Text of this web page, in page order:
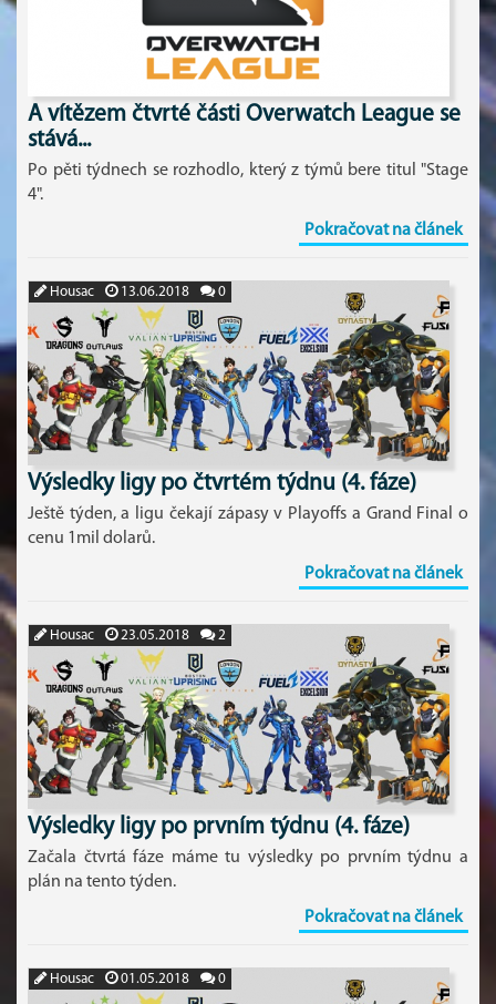
A vítězem čtvrté části Overwatch League se
stává...
Po pěti týdnech se rozhodlo, který z týmů bere titul "Stage
4".
Pokračovat na článek
Housac 13.06.2018 0
Výsledky ligy po čtvrtém týdnu (4. fáze)
Ještě týden, a ligu čekají zápasy v Playoffs a Grand Final o
cenu 1mil dolarů.
Pokračovat na článek
Housac 23.05.2018 2
Výsledky ligy po prvním týdnu (4. fáze)
Začala čtvrtá fáze máme tu výsledky po prvním týdnu a
plán na tento týden.
Pokračovat na článek
Housac 01.05.2018 0